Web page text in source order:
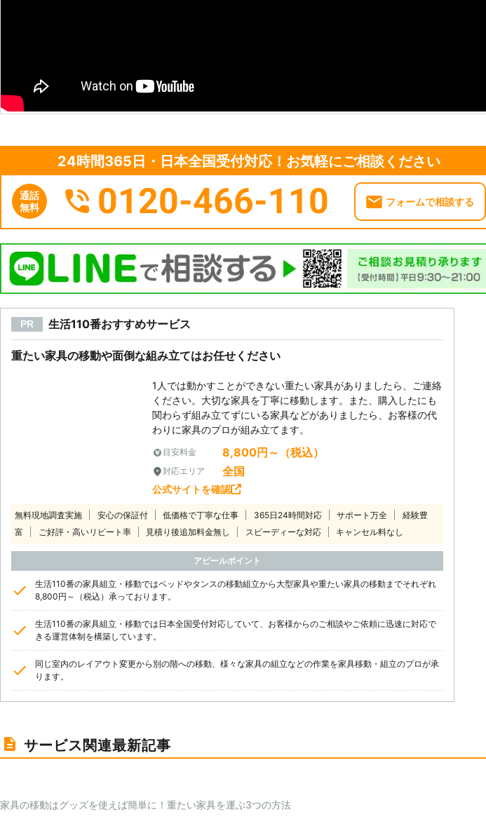
24時間365日・日本全国受付対応！お気軽にご相談ください
通話
無料
0120-466-110 フォームで相談する
PR 生活110番おすすめサービス
重たい家具の移動や面倒な組み立てはお任せください
1人では動かすことができない重たい家具がありましたら、ご連絡
ください。大切な家具を丁寧に移動します。また、購入したにも
関わらず組み立てずにいる家具などがありましたら、お客様の代
わりに家具のプロが組み立てます。
目安料金 8,800円～（税込）
対応エリア 全国
公式サイトを確認
無料現地調査実施 安心の保証付 低価格で丁寧な仕事 365日24時間対応 サポート万全
経験豊
富
ご好評・高いリピート率 見積り後追加料金無し スピーディーな対応 キャンセル料なし
アピールポイント
生活110番の家具組立・移動ではベッドやタンスの移動組立から大型家具や重たい家具の移動までそれぞれ
8,800円～（税込）承っております。
生活110番の家具組立・移動では日本全国受付対応していて、お客様からのご相談やご依頼に迅速に対応で
きる運営体制を構築しています。
同じ室内のレイアウト変更から別の階への移動、様々な家具の組立などの作業を家具移動・組立のプロが承
ります。
サービス関連最新記事
家具の移動はグッズを使えば簡単に！重たい家具を運ぶ3つの方法